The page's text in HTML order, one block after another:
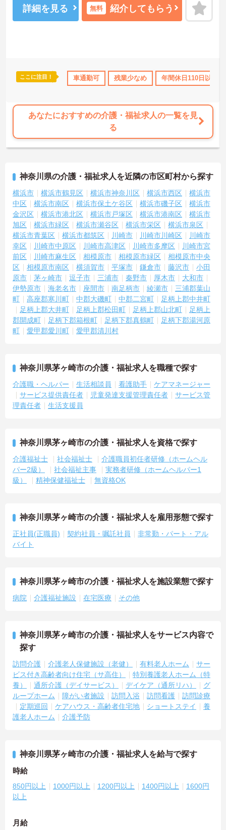
保険完備 交通費支給 退職金制度あり
詳細を見る 無料 紹介してもらう
ここに注目！ 車通勤可 残業少なめ 年間休日110日以上
あなたにおすすめの介護・福祉求人の一覧を見
る
神奈川県の介護・福祉求人を近隣の市区町村から探す
横浜市 横浜市鶴見区 横浜市神奈川区 横浜市西区
横浜市
中区
横浜市南区 横浜市保土ケ谷区 横浜市磯子区
横浜市
金沢区
横浜市港北区 横浜市戸塚区 横浜市港南区
横浜市
旭区
横浜市緑区 横浜市瀬谷区 横浜市栄区
横浜市泉区
横浜市青葉区
横浜市都筑区 川崎市 川崎市川崎区
川崎市
幸区
川崎市中原区 川崎市高津区 川崎市多摩区
川崎市宮
前区
川崎市麻生区 相模原市 相模原市緑区
相模原市中央
区
相模原市南区 横須賀市 平塚市 鎌倉市 藤沢市
小田
原市
茅ヶ崎市 逗子市 三浦市 秦野市 厚木市
大和市
伊勢原市
海老名市 座間市 南足柄市 綾瀬市
三浦郡葉山
町
高座郡寒川町 中郡大磯町 中郡二宮町
足柄上郡中井町
足柄上郡大井町
足柄上郡松田町 足柄上郡山北町
足柄上
郡開成町
足柄下郡箱根町 足柄下郡真鶴町
足柄下郡湯河原
町
愛甲郡愛川町 愛甲郡清川村
神奈川県茅ヶ崎市の介護・福祉求人を職種で探す
介護職・ヘルパー 生活相談員 看護助手
ケアマネージャー
サービス提供責任者
児童発達支援管理責任者
サービス管
理責任者
生活支援員
神奈川県茅ヶ崎市の介護・福祉求人を資格で探す
介護福祉士 社会福祉士
介護職員初任者研修（ホームヘル
パー2級）
社会福祉主事
実務者研修（ホームヘルパー1
級）
精神保健福祉士 無資格OK
神奈川県茅ヶ崎市の介護・福祉求人を雇用形態で探す
正社員(正職員) 契約社員・嘱託社員
非常勤・パート・アル
バイト
神奈川県茅ヶ崎市の介護・福祉求人を施設業態で探す
病院 介護福祉施設 在宅医療 その他
神奈川県茅ヶ崎市の介護・福祉求人をサービス内容で
探す
訪問介護 介護老人保健施設（老健） 有料老人ホーム
サー
ビス付き高齢者向け住宅（サ高住）
特別養護老人ホーム（特
養）
通所介護（デイサービス） デイケア（通所リハ）
グ
ループホーム
障がい者施設 訪問入浴 訪問看護
訪問診療
定期巡回
ケアハウス・高齢者住宅地 ショートステイ
養
護老人ホーム
介護予防
神奈川県茅ヶ崎市の介護・福祉求人を給与で探す
時給
850円以上 1000円以上 1200円以上 1400円以上
1600円
以上
月給